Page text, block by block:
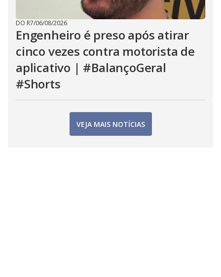
DO R7/06/08/2026
Engenheiro é preso após atirar
cinco vezes contra motorista de
aplicativo | #BalançoGeral
#Shorts
VEJA MAIS NOTÍCIAS